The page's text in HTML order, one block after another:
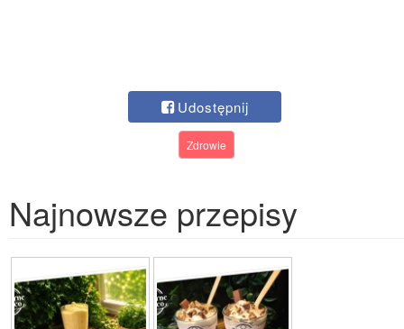
Udostępnij
Zdrowie
Najnowsze przepisy